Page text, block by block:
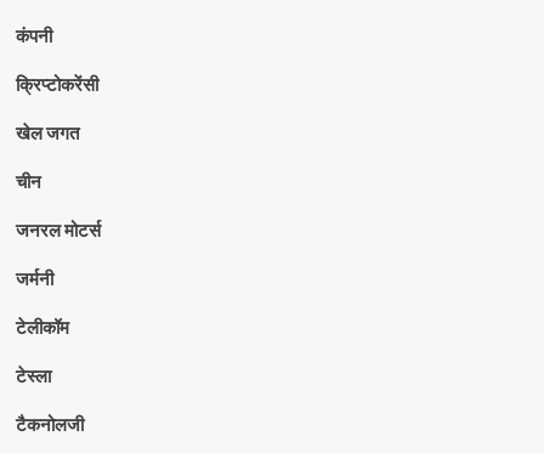
कंपनी
क्रिप्टोकरेंसी
खेल जगत
चीन
जनरल मोटर्स
जर्मनी
टेलीकॉम
टेस्ला
टैकनोलजी